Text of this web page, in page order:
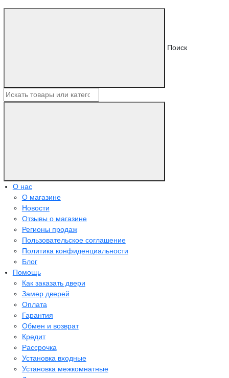
Поиск
О нас
О магазине
Новости
Отзывы о магазине
Регионы продаж
Пользовательское соглашение
Политика конфиденциальности
Блог
Помощь
Как заказать двери
Замер дверей
Оплата
Гарантия
Обмен и возврат
Кредит
Рассрочка
Установка входные
Установка межкомнатные